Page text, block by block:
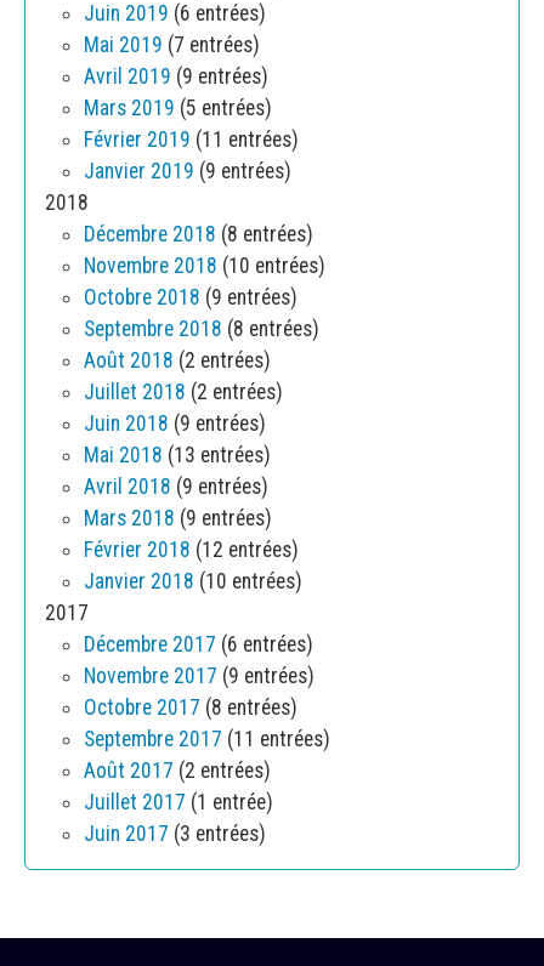
Juin 2019 (6 entrées)
Mai 2019 (7 entrées)
Avril 2019 (9 entrées)
Mars 2019 (5 entrées)
Février 2019 (11 entrées)
Janvier 2019 (9 entrées)
2018
Décembre 2018 (8 entrées)
Novembre 2018 (10 entrées)
Octobre 2018 (9 entrées)
Septembre 2018 (8 entrées)
Août 2018 (2 entrées)
Juillet 2018 (2 entrées)
Juin 2018 (9 entrées)
Mai 2018 (13 entrées)
Avril 2018 (9 entrées)
Mars 2018 (9 entrées)
Février 2018 (12 entrées)
Janvier 2018 (10 entrées)
2017
Décembre 2017 (6 entrées)
Novembre 2017 (9 entrées)
Octobre 2017 (8 entrées)
Septembre 2017 (11 entrées)
Août 2017 (2 entrées)
Juillet 2017 (1 entrée)
Juin 2017 (3 entrées)